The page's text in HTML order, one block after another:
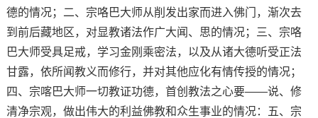
德的情况；二、宗咯巴大师从削发出家而进入佛门，渐次去
到前后藏地区，对显教诸法作广大闻、思的情况；三、宗咯
巴大师受具足戒，学习金刚乘密法，以及从诸大德听受正法
甘露，依所闻教义而修行，并对其他应化有情传授的情况；
四、宗喀巴大师一切教证功德，首创教法之心要——说、修
清净宗观，做出伟大的利益佛教和众生事业的情况：五、宗